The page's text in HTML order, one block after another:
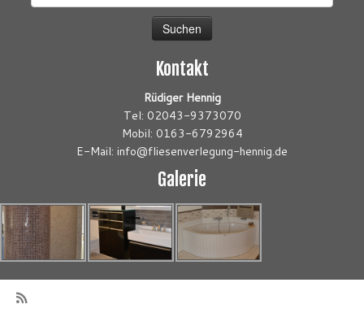
Kontakt
Rüdiger Hennig
Tel: 02043-9373070
Mobil: 0163-6792964
E-Mail: info@fliesenverlegung-hennig.de
Galerie